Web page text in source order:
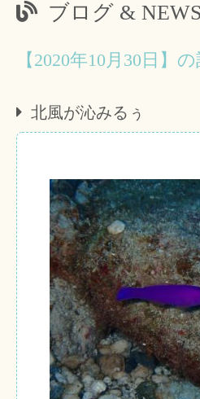
ブログ & NEWS
【2020年10月30日】
北風が沁みるぅ